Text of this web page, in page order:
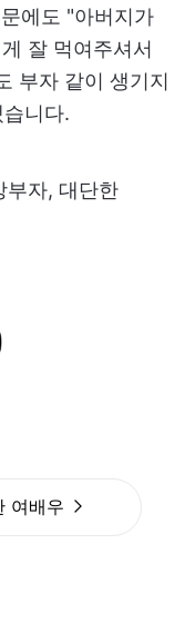
에도 "아버지가
잘 먹여주셔서
부자 같이 생기지
니다.
부자, 대단한
여배우